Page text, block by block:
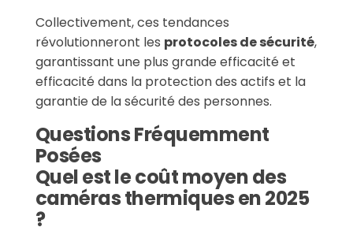
Collectivement, ces tendances
révolutionneront les protocoles de sécurité,
garantissant une plus grande efficacité et
efficacité dans la protection des actifs et la
garantie de la sécurité des personnes.
Questions Fréquemment
Posées
Quel est le coût moyen des
caméras thermiques en 2025
?